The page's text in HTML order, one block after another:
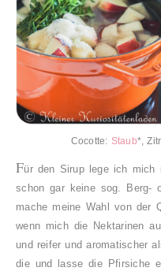
Cocotte: Staub*,
Für den Sirup lege ich mich
schon gar keine sog. Berg-
mache meine Wahl von der
wenn mich die Nektarinen
und reifer und aromatischer
die und lasse die Pfirsiche